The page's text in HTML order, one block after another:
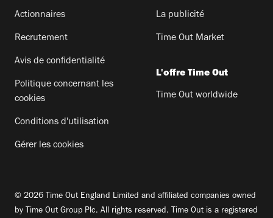
Actionnaires
Recrutement
Avis de confidentialité
Politique concernant les
cookies
Conditions d'utilisation
Gérer les cookies
La publicité
Time Out Market
L'offre Time Out
Time Out worldwide
© 2026 Time Out England Limited and affiliated companies owned
by Time Out Group Plc. All rights reserved. Time Out is a registered